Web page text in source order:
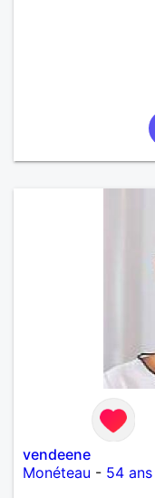
vendeene
Monéteau - 54 ans